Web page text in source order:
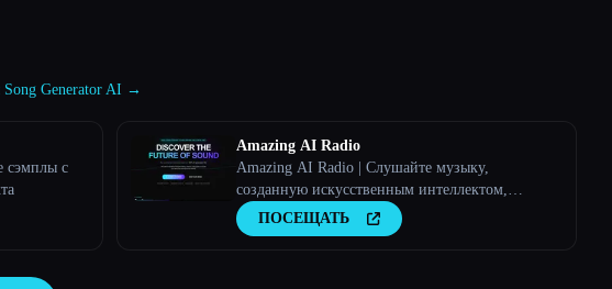
Song Generator AI →
сэмплы с
Amazing AI Radio
Amazing AI Radio | Слушайте музыку,
созданную искусственным интеллектом,
находите новых исполнителей, изучайте чарты
и загружайте собственные треки на Amazing AI
ПОСЕЩАТЬ